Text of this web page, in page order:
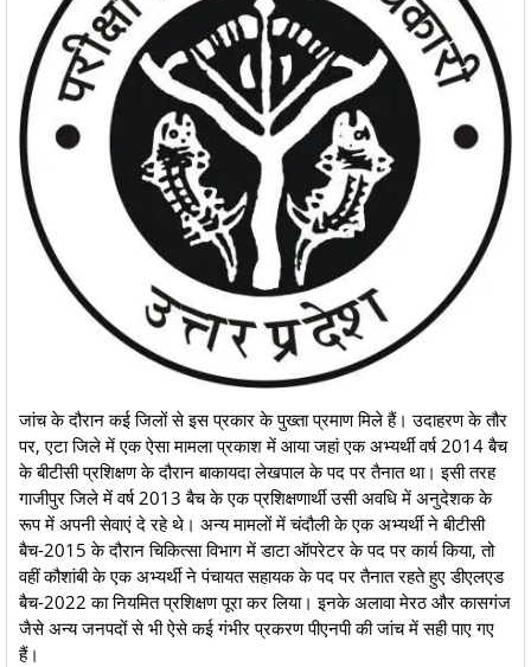
​जांच के दौरान कई जिलों से इस प्रकार के पुख्ता प्रमाण मिले हैं। उदाहरण के तौर
पर, एटा जिले में एक ऐसा मामला प्रकाश में आया जहां एक अभ्यर्थी वर्ष 2014 बैच
के बीटीसी प्रशिक्षण के दौरान बाकायदा लेखपाल के पद पर तैनात था। इसी तरह
गाजीपुर जिले में वर्ष 2013 बैच के एक प्रशिक्षणार्थी उसी अवधि में अनुदेशक के
रूप में अपनी सेवाएं दे रहे थे। अन्य मामलों में चंदौली के एक अभ्यर्थी ने बीटीसी
बैच-2015 के दौरान चिकित्सा विभाग में डाटा ऑपरेटर के पद पर कार्य किया, तो
वहीं कौशांबी के एक अभ्यर्थी ने पंचायत सहायक के पद पर तैनात रहते हुए डीएलएड
बैच-2022 का नियमित प्रशिक्षण पूरा कर लिया। इनके अलावा मेरठ और कासगंज
जैसे अन्य जनपदों से भी ऐसे कई गंभीर प्रकरण पीएनपी की जांच में सही पाए गए
हैं।